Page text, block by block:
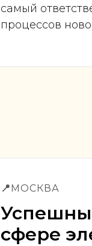
самый
процессов
📍МОСКВА
сфере